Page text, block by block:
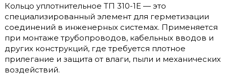
Кольцо уплотнительное ТП 310-1Е — это
специализированный элемент для герметизации
соединений в инженерных системах. Применяется
при монтаже трубопроводов, кабельных вводов и
других конструкций, где требуется плотное
прилегание и защита от влаги, пыли и механических
воздействий.